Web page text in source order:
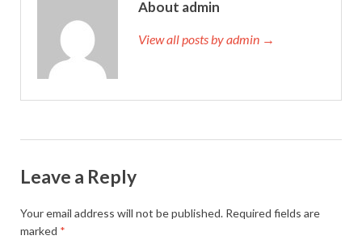
About admin
View all posts by admin →
Leave a Reply
Your email address will not be published. Required fields are
marked *